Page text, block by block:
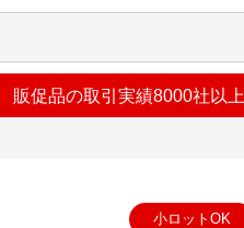
販促品の取引実績8000社以上
小ロットOK